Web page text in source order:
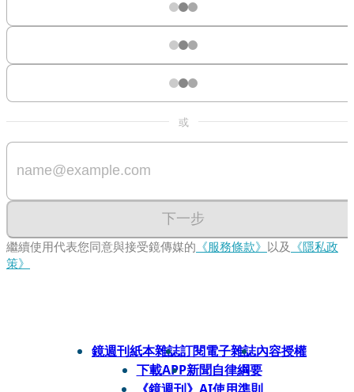
或
下一步
繼續使用代表您同意與接受鏡傳媒的 《服務條款》 以及 《隱私政
策》
鏡週刊紙本雜誌訂閱電子雜誌內容授權
下載APP新聞自律綱要